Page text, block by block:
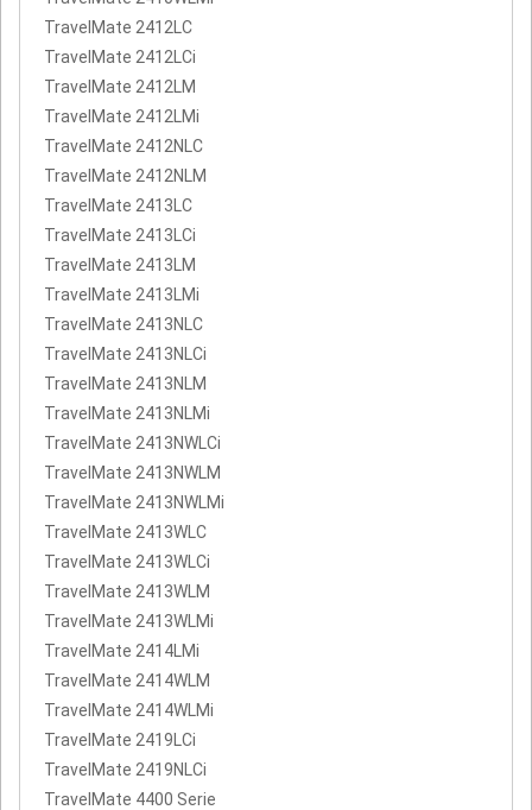
TravelMate 2412LC
TravelMate 2412LCi
TravelMate 2412LM
TravelMate 2412LMi
TravelMate 2412NLC
TravelMate 2412NLM
TravelMate 2413LC
TravelMate 2413LCi
TravelMate 2413LM
TravelMate 2413LMi
TravelMate 2413NLC
TravelMate 2413NLCi
TravelMate 2413NLM
TravelMate 2413NLMi
TravelMate 2413NWLCi
TravelMate 2413NWLM
TravelMate 2413NWLMi
TravelMate 2413WLC
TravelMate 2413WLCi
TravelMate 2413WLM
TravelMate 2413WLMi
TravelMate 2414LMi
TravelMate 2414WLM
TravelMate 2414WLMi
TravelMate 2419LCi
TravelMate 2419NLCi
TravelMate 4400 Serie